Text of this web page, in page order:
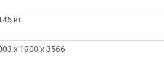
кг
х 1900 х 3566